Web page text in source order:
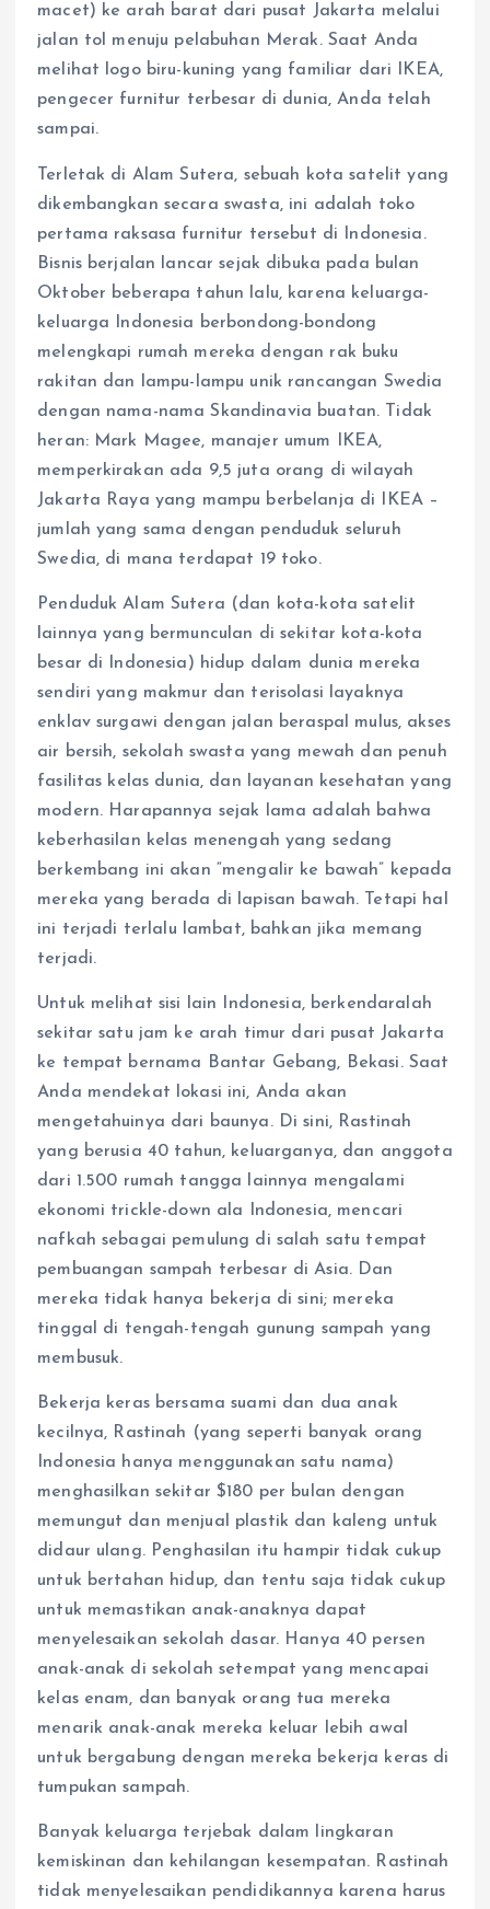
macet) ke arah barat dari pusat Jakarta melalui
jalan tol menuju pelabuhan Merak. Saat Anda
melihat logo biru-kuning yang familiar dari IKEA,
pengecer furnitur terbesar di dunia, Anda telah
sampai.
Terletak di Alam Sutera, sebuah kota satelit yang
dikembangkan secara swasta, ini adalah toko
pertama raksasa furnitur tersebut di Indonesia.
Bisnis berjalan lancar sejak dibuka pada bulan
Oktober beberapa tahun lalu, karena keluarga-
keluarga Indonesia berbondong-bondong
melengkapi rumah mereka dengan rak buku
rakitan dan lampu-lampu unik rancangan Swedia
dengan nama-nama Skandinavia buatan. Tidak
heran: Mark Magee, manajer umum IKEA,
memperkirakan ada 9,5 juta orang di wilayah
Jakarta Raya yang mampu berbelanja di IKEA –
jumlah yang sama dengan penduduk seluruh
Swedia, di mana terdapat 19 toko.
Penduduk Alam Sutera (dan kota-kota satelit
lainnya yang bermunculan di sekitar kota-kota
besar di Indonesia) hidup dalam dunia mereka
sendiri yang makmur dan terisolasi layaknya
enklav surgawi dengan jalan beraspal mulus, akses
air bersih, sekolah swasta yang mewah dan penuh
fasilitas kelas dunia, dan layanan kesehatan yang
modern. Harapannya sejak lama adalah bahwa
keberhasilan kelas menengah yang sedang
berkembang ini akan “mengalir ke bawah” kepada
mereka yang berada di lapisan bawah. Tetapi hal
ini terjadi terlalu lambat, bahkan jika memang
terjadi.
Untuk melihat sisi lain Indonesia, berkendaralah
sekitar satu jam ke arah timur dari pusat Jakarta
ke tempat bernama Bantar Gebang, Bekasi. Saat
Anda mendekat lokasi ini, Anda akan
mengetahuinya dari baunya. Di sini, Rastinah
yang berusia 40 tahun, keluarganya, dan anggota
dari 1.500 rumah tangga lainnya mengalami
ekonomi trickle-down ala Indonesia, mencari
nafkah sebagai pemulung di salah satu tempat
pembuangan sampah terbesar di Asia. Dan
mereka tidak hanya bekerja di sini; mereka
tinggal di tengah-tengah gunung sampah yang
membusuk.
Bekerja keras bersama suami dan dua anak
kecilnya, Rastinah (yang seperti banyak orang
Indonesia hanya menggunakan satu nama)
menghasilkan sekitar $180 per bulan dengan
memungut dan menjual plastik dan kaleng untuk
didaur ulang. Penghasilan itu hampir tidak cukup
untuk bertahan hidup, dan tentu saja tidak cukup
untuk memastikan anak-anaknya dapat
menyelesaikan sekolah dasar. Hanya 40 persen
anak-anak di sekolah setempat yang mencapai
kelas enam, dan banyak orang tua mereka
menarik anak-anak mereka keluar lebih awal
untuk bergabung dengan mereka bekerja keras di
tumpukan sampah.
Banyak keluarga terjebak dalam lingkaran
kemiskinan dan kehilangan kesempatan. Rastinah
tidak menyelesaikan pendidikannya karena harus